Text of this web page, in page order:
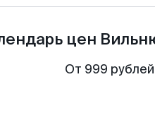
цен
От 999